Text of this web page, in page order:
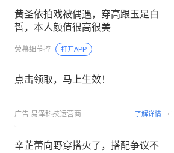
黄圣依拍戏被偶遇，穿高跟玉足白
皙，本人颜值很高很美
荧幕细节控 打开APP
点击领取，马上生效！
广告 易泽科技运营商 了解详情
辛芷蕾向野穿搭火了，搭配争议不